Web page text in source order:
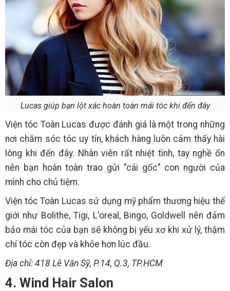
Lucas giúp bạn lột xác hoàn toàn mái tóc khi đến đây
Viện tóc Toàn Lucas được đánh giá là một trong những
nơi chăm sóc tóc uy tín, khách hàng luôn cảm thấy hài
lòng khi đến đây. Nhân viên rất nhiệt tình, tay nghề ổn
nên bạn hoàn toàn trao gửi "cái gốc" con người của
mình cho chủ tiệm.
Viện tóc Toàn Lucas sử dụng mỹ phẩm thương hiệu thế
giới như Bolithe, Tigi, L'oreal, Bingo, Goldwell nên đảm
bảo mái tóc của bạn sẽ không bị yếu xơ khi xử lý, thậm
chí tóc còn đẹp và khỏe hơn lúc đầu.
Địa chỉ: 418 Lê Văn Sỹ, P.14, Q.3, TP.HCM
4. Wind Hair Salon